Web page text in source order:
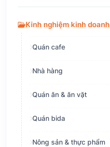
Kinh nghiệm kinh doanh
Quán cafe
Nhà hàng
Quán ăn & ăn vặt
Quán bida
Nông sản & thực phẩm